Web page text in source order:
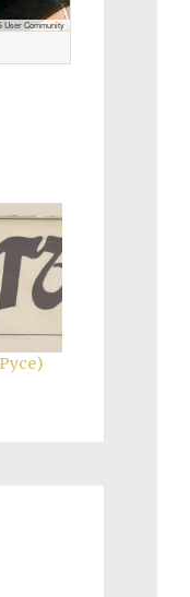
User Community